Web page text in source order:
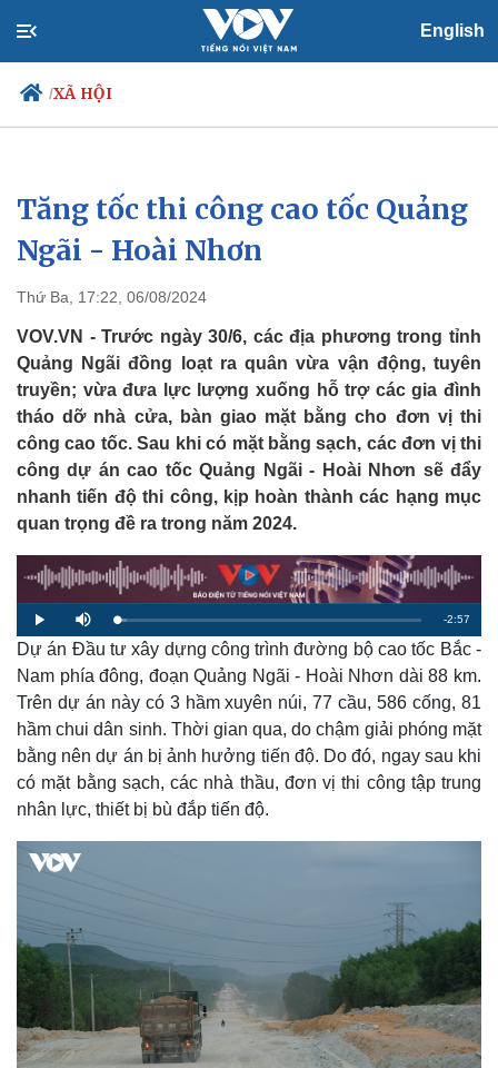
English
/XÃ HỘI
Chính trị
Đảng
Tổ chức nhân sự
Nhận diện sự thật
Xã hội
Việc làm
Biển đảo
Tăng tốc thi công cao tốc Quảng
Ngãi - Hoài Nhơn
Thứ Ba, 17:22, 06/08/2024
VOV.VN - Trước ngày 30/6, các địa phương trong tỉnh
Quảng Ngãi đồng loạt ra quân vừa vận động, tuyên
truyền; vừa đưa lực lượng xuống hỗ trợ các gia đình
tháo dỡ nhà cửa, bàn giao mặt bằng cho đơn vị thi
công cao tốc. Sau khi có mặt bằng sạch, các đơn vị thi
công dự án cao tốc Quảng Ngãi - Hoài Nhơn sẽ đẩy
nhanh tiến độ thi công, kịp hoàn thành các hạng mục
quan trọng đề ra trong năm 2024.
P
l
a
M
u
t
e
L
o
a
d
d
3
.
6
%
R
e
i
n
e
-2:57
Dự án Đầu tư xây dựng công trình đường bộ cao tốc Bắc -
Nam phía đông, đoạn Quảng Ngãi - Hoài Nhơn dài 88 km.
Trên dự án này có 3 hầm xuyên núi, 77 cầu, 586 cống, 81
hầm chui dân sinh. Thời gian qua, do chậm giải phóng mặt
bằng nên dự án bị ảnh hưởng tiến độ. Do đó, ngay sau khi
có mặt bằng sạch, các nhà thầu, đơn vị thi công tập trung
nhân lực, thiết bị bù đắp tiến độ.